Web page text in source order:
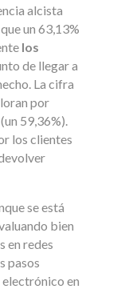
alcista
un 63,13%
los
de llegar a
La cifra
por
59,36%).
los clientes
se está
bien
en redes
pasos
en